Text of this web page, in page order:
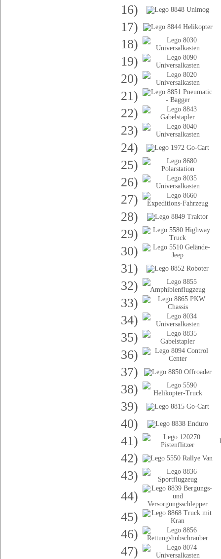
16)
17)
18)
19)
20)
21)
22)
23)
24)
25)
26)
27)
28)
29)
30)
31)
32)
33)
34)
35)
36)
37)
38)
39)
40)
41)
42)
43)
44)
45)
46)
47)